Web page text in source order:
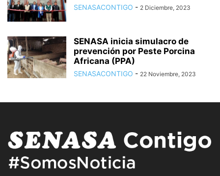
SENASACONTIGO - 2 Diciembre, 2023
SENASA inicia simulacro de
prevención por Peste Porcina
Africana (PPA)
SENASACONTIGO - 22 Noviembre, 2023